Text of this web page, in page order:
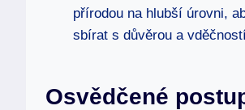
přírodou na hlubší úrovni,
sbírat s důvěrou a
Osvědčené